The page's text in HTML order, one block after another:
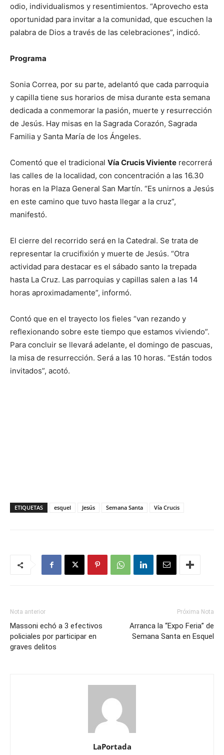
odio, individualismos y resentimientos. “Aprovecho esta
oportunidad para invitar a la comunidad, que escuchen la
palabra de Dios a través de las celebraciones”, indicó.
Programa
Sonia Correa, por su parte, adelantó que cada parroquia
y capilla tiene sus horarios de misa durante esta semana
dedicada a conmemorar la pasión, muerte y resurrección
de Jesús. Hay misas en la Sagrada Corazón, Sagrada
Familia y Santa María de los Ángeles.
Comentó que el tradicional Vía Crucis Viviente recorrerá
las calles de la localidad, con concentración a las 16.30
horas en la Plaza General San Martín. “Es unirnos a Jesús
en este camino que tuvo hasta llegar a la cruz”,
manifestó.
El cierre del recorrido será en la Catedral. Se trata de
representar la crucifixión y muerte de Jesús. “Otra
actividad para destacar es el sábado santo la trepada
hasta La Cruz. Las parroquias y capillas salen a las 14
horas aproximadamente”, informó.
Contó que en el trayecto los fieles “van rezando y
reflexionando sobre este tiempo que estamos viviendo”.
Para concluir se llevará adelante, el domingo de pascuas,
la misa de resurrección. Será a las 10 horas. “Están todos
invitados”, acotó.
ETIQUETAS esquel Jesús Semana Santa Vía Crucis
Nota anterior
Massoni echó a 3 efectivos
policiales por participar en
graves delitos
Próxima Nota
Arranca la “Expo Feria” de
Semana Santa en Esquel
LaPortada